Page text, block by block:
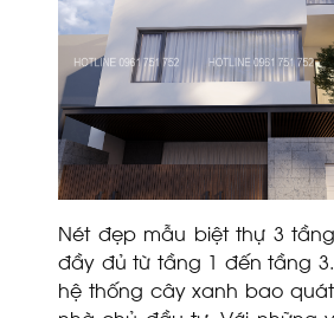
Nét đẹp mẫu biệt thự 3
đầy đủ từ tầng 1 đến tầng
hệ thống cây xanh bao